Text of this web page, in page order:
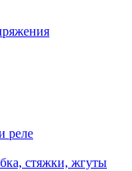
реле
стяжки, жгуты